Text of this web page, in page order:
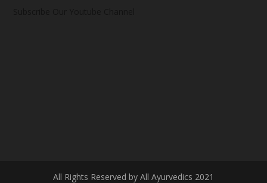
All Rights Reserved by All Ayurvedics 2021